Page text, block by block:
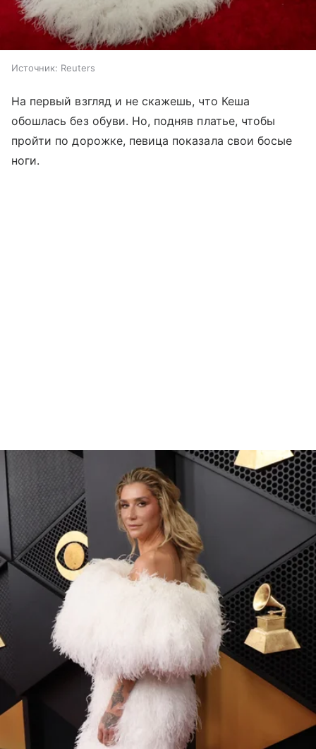
Источник: Reuters
На первый взгляд и не скажешь, что Кеша
обошлась без обуви. Но, подняв платье, чтобы
пройти по дорожке, певица показала свои босые
ноги.